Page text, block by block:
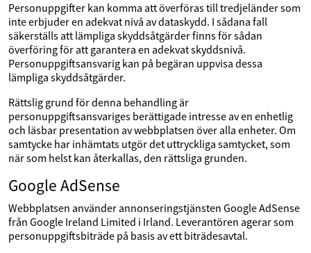
Personuppgifter kan komma att överföras till tredjeländer som
inte erbjuder en adekvat nivå av dataskydd. I sådana fall
säkerställs att lämpliga skyddsåtgärder finns för sådan
överföring för att garantera en adekvat skyddsnivå.
Personuppgiftsansvarig kan på begäran uppvisa dessa
lämpliga skyddsåtgärder.
Rättslig grund för denna behandling är
personuppgiftsansvariges berättigade intresse av en enhetlig
och läsbar presentation av webbplatsen över alla enheter. Om
samtycke har inhämtats utgör det uttryckliga samtycket, som
när som helst kan återkallas, den rättsliga grunden.
Google AdSense
Webbplatsen använder annonseringstjänsten Google AdSense
från Google Ireland Limited i Irland. Leverantören agerar som
personuppgiftsbiträde på basis av ett biträdesavtal.